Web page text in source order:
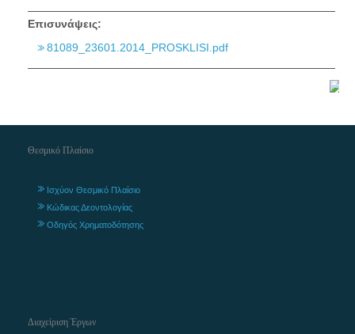
Επισυνάψεις:
81089_23601.2014_PROSKLISI.pdf
Θεσμικό Πλαίσιο
Ισχύον Θεσμικό Πλαίσιο
Κώδικας Δεοντολογίας
Οδηγός Χρηματοδότησης
Διαχείριση Έργων